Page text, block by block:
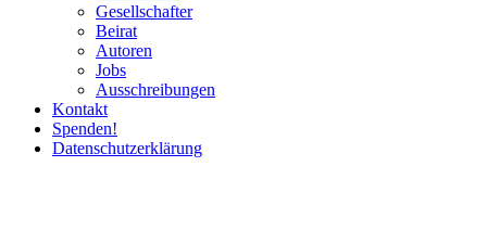
Gesell­schafter
Beirat
Autoren
Jobs
Ausschrei­bungen
Kontakt
Spenden!
Daten­schutz­er­klärung